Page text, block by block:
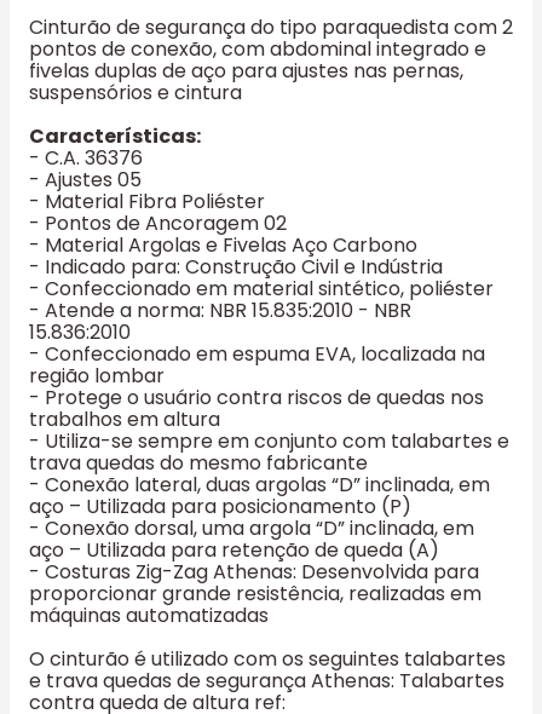
Cinturão de segurança do tipo paraquedista com 2
pontos de conexão, com abdominal integrado e
fivelas duplas de aço para ajustes nas pernas,
suspensórios e cintura
Características:
- C.A. 36376
- Ajustes 05
- Material Fibra Poliéster
- Pontos de Ancoragem 02
- Material Argolas e Fivelas Aço Carbono
- Indicado para: Construção Civil e Indústria
- Confeccionado em material sintético, poliéster
- Atende a norma: NBR 15.835:2010 - NBR
15.836:2010
- Confeccionado em espuma EVA, localizada na
região lombar
- Protege o usuário contra riscos de quedas nos
trabalhos em altura
- Utiliza-se sempre em conjunto com talabartes e
trava quedas do mesmo fabricante
- Conexão lateral, duas argolas “D” inclinada, em
aço – Utilizada para posicionamento (P)
- Conexão dorsal, uma argola “D” inclinada, em
aço – Utilizada para retenção de queda (A)
- Costuras Zig-Zag Athenas: Desenvolvida para
proporcionar grande resistência, realizadas em
máquinas automatizadas
O cinturão é utilizado com os seguintes talabartes
e trava quedas de segurança Athenas: Talabartes
contra queda de altura ref: